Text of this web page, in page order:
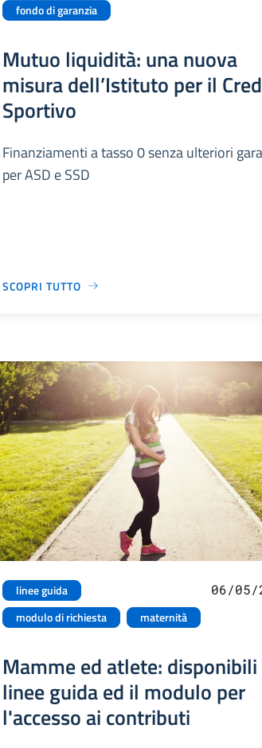
fondo di garanzia
Mutuo liquidità: una nuova
misura dell’Istituto per il
Sportivo
Finanziamenti a tasso 0 senza ulteriori
per ASD e SSD
SCOPRI TUTTO
linee guida
modulo di richiesta
maternità
06/05/
Mamme ed atlete:
linee guida ed il modulo per
l'accesso ai contributi